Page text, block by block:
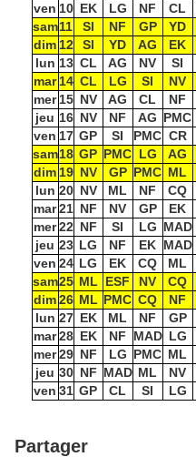
ven 10 EK LG NF CL
sam11 SI NF GP YD
dim 12 SI YD AG EK
lun 13 CL AG NV SI
mar 14 CL LG SI NV
mer 15 NV AG CL NF
jeu 16 NV NF AG PMC
ven 17 GP SI PMC CR
sam18 GP PMC LG AG
dim 19 NV GP PMC ML
lun 20 NV ML NF CQ
mar21 NF NV GP EK
mer22 NF SI LG MAD
jeu 23 LG NF EK MAD
ven 24 LG EK CQ ML
sam25 ML ESF NV CQ
dim26 ML PMC CQ NF
lun 27 EK ML NF GP
mar28 EK NF MAD LG
mer29 NF LG PMC ML
jeu 30 NF MAD ML NV
ven 31 GP CL SI LG
Partager